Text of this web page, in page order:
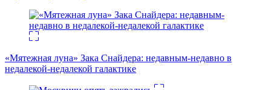
«Мятежная луна» Зака Снайдера: недавным-недавно в
недалекой-недалекой галактике